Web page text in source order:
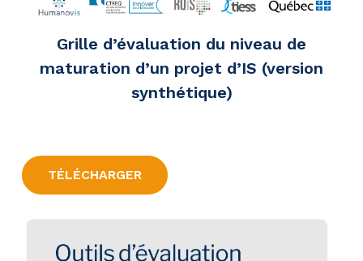
Grille d’évaluation du niveau de
maturation d’un projet d’IS (version
synthétique)
TÉLÉCHARGER